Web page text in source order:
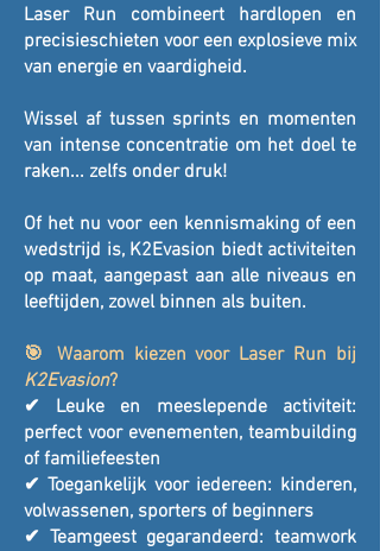
Laser Run combineert hardlopen en
precisieschieten voor een explosieve mix
van energie en vaardigheid.
Wissel af tussen sprints en momenten
van intense concentratie om het doel te
raken... zelfs onder druk!
Of het nu voor een kennismaking of een
wedstrijd is, K2Evasion biedt activiteiten
op maat, aangepast aan alle niveaus en
leeftijden, zowel binnen als buiten.
🎯 Waarom kiezen voor Laser Run bij
K2Evasion?
✔ Leuke en meeslepende activiteit:
perfect voor evenementen, teambuilding
of familiefeesten
✔ Toegankelijk voor iedereen: kinderen,
volwassenen, sporters of beginners
✔ Teamgeest gegarandeerd: teamwork